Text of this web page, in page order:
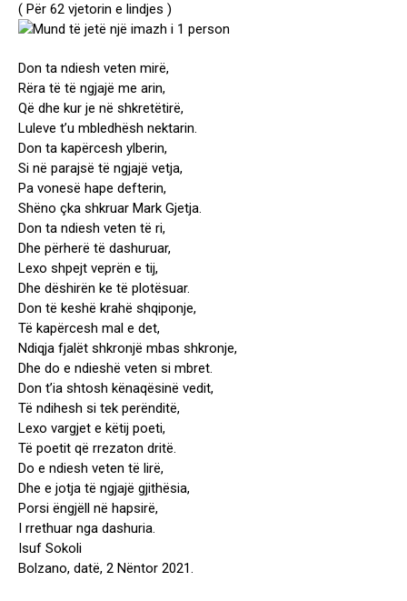
( Për 62 vjetorin e lindjes )
Don ta ndiesh veten mirë,
Rëra të të ngjajë me arin,
Që dhe kur je në shkretëtirë,
Luleve t’u mbledhësh nektarin.
Don ta kapërcesh ylberin,
Si në parajsë të ngjajë vetja,
Pa vonesë hape defterin,
Shëno çka shkruar Mark Gjetja.
Don ta ndiesh veten të ri,
Dhe përherë të dashuruar,
Lexo shpejt veprën e tij,
Dhe dëshirën ke të plotësuar.
Don të keshë krahë shqiponje,
Të kapërcesh mal e det,
Ndiqja fjalët shkronjë mbas shkronje,
Dhe do e ndieshë veten si mbret.
Don t’ia shtosh kënaqësinë vedit,
Të ndihesh si tek perënditë,
Lexo vargjet e këtij poeti,
Të poetit që rrezaton dritë.
Do e ndiesh veten të lirë,
Dhe e jotja të ngjajë gjithësia,
Porsi ëngjëll në hapsirë,
I rrethuar nga dashuria.
Isuf Sokoli
Bolzano, datë, 2 Nëntor 2021.